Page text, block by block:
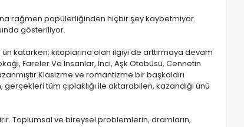
rağmen popülerliğinden hiçbir şey kaybetmiyor.
gösteriliyor.
katarken; kitaplarına olan ilgiyi de arttırmaya devam
Fareler Ve İnsanlar, İnci, Aşk Otobüsü, Cennetin
ve romantizme bir başkaldırı
tüm çıplaklığı ile aktarabilen, kazandığı ünü
Toplumsal ve bireysel problemlerin, dramların,